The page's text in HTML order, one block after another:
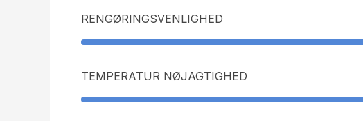
RENGØRINGSVENLIGHED
TEMPERATUR NØJAGTIGHED